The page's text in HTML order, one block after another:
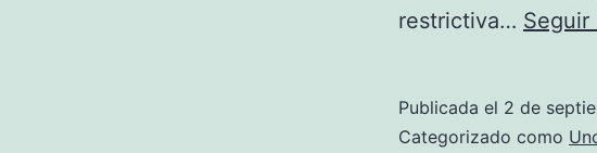
restrictiva… Seguir
Publicada el 2 de
Categorizado como